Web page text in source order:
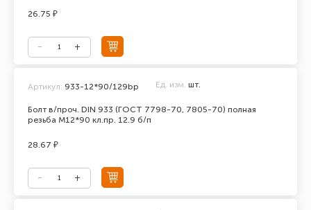
26.75 ₽
Болт в/проч. DIN 933 (ГОСТ 7798-70, 7805-70) полная
резьба М12*90 кл.пр. 12.9 б/п
Артикул: 933-12*90/129bp Ед. изм. шт.
28.67 ₽